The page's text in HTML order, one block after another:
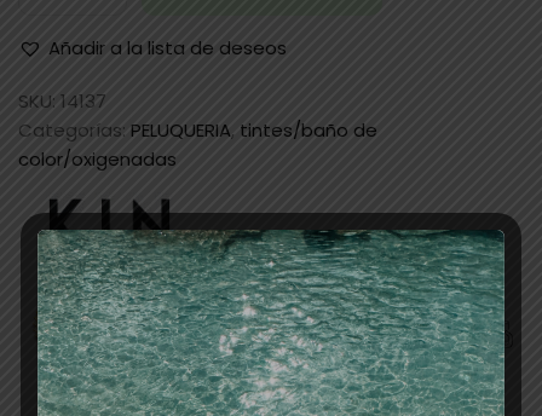
Añadir a la lista de deseos
SKU: 14137
Categorías: PELUQUERIA, tintes/baño de
color/oxigenadas